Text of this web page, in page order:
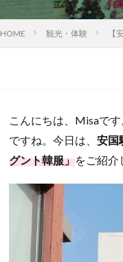
HOME 観光・体験 【
こんにちは、Misaで
ですね。今日は、 安国
グント韓服」をご紹介